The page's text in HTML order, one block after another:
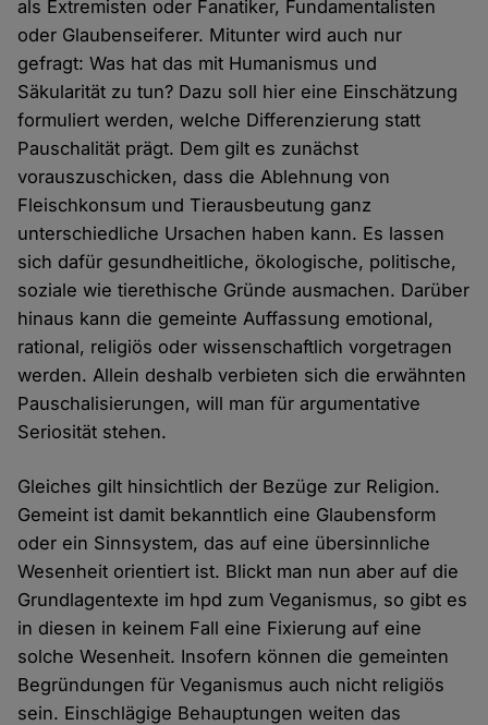
als Extremisten oder Fanatiker, Fundamentalisten
oder Glaubenseiferer. Mitunter wird auch nur
gefragt: Was hat das mit Humanismus und
Säkularität zu tun? Dazu soll hier eine Einschätzung
formuliert werden, welche Differenzierung statt
Pauschalität prägt. Dem gilt es zunächst
vorauszuschicken, dass die Ablehnung von
Fleischkonsum und Tierausbeutung ganz
unterschiedliche Ursachen haben kann. Es lassen
sich dafür gesundheitliche, ökologische, politische,
soziale wie tierethische Gründe ausmachen. Darüber
hinaus kann die gemeinte Auffassung emotional,
rational, religiös oder wissenschaftlich vorgetragen
werden. Allein deshalb verbieten sich die erwähnten
Pauschalisierungen, will man für argumentative
Seriosität stehen.
Gleiches gilt hinsichtlich der Bezüge zur Religion.
Gemeint ist damit bekanntlich eine Glaubensform
oder ein Sinnsystem, das auf eine übersinnliche
Wesenheit orientiert ist. Blickt man nun aber auf die
Grundlagentexte im hpd zum Veganismus, so gibt es
in diesen in keinem Fall eine Fixierung auf eine
solche Wesenheit. Insofern können die gemeinten
Begründungen für Veganismus auch nicht religiös
sein. Einschlägige Behauptungen weiten das